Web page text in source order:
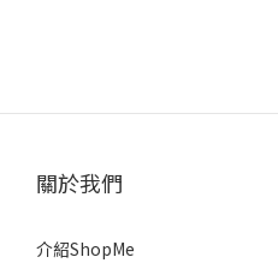
關於我們
介紹ShopMe